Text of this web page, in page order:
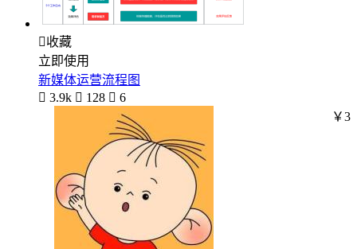
收藏
立即使用
新媒体运营流程图
 3.9k  128  6
￥3